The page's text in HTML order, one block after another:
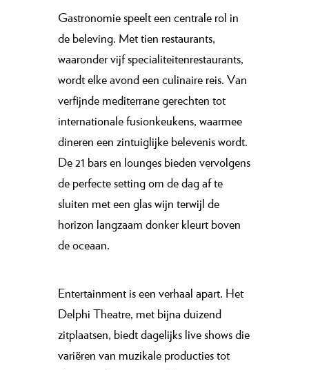
Gastronomie speelt een centrale rol in
de beleving. Met tien restaurants,
waaronder vijf specialiteitenrestaurants,
wordt elke avond een culinaire reis. Van
verfijnde mediterrane gerechten tot
internationale fusionkeukens, waarmee
dineren een zintuiglijke belevenis wordt.
De 21 bars en lounges bieden vervolgens
de perfecte setting om de dag af te
sluiten met een glas wijn terwijl de
horizon langzaam donker kleurt boven
de oceaan.
Entertainment is een verhaal apart. Het
Delphi Theatre, met bijna duizend
zitplaatsen, biedt dagelijks live shows die
variëren van muzikale producties tot